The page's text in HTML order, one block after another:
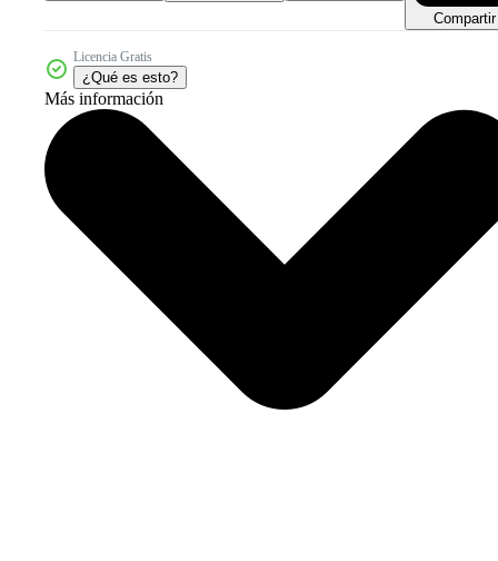
Compartir
Licencia Gratis
¿Qué es esto?
Más información